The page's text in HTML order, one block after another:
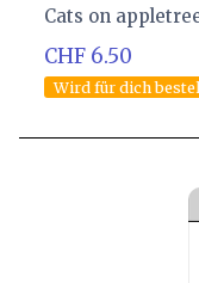
Cats on
CHF 6.50
Wird für dich